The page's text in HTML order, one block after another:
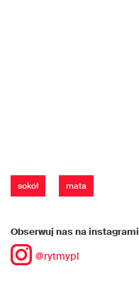
sokół mata
Obserwuj nas na
@rytmypl